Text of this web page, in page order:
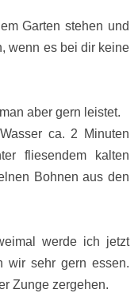
Garten stehen und
wenn es bei dir keine
aber gern leistet.
ca. 2 Minuten
fliesendem kalten
Bohnen aus den
werde ich jetzt
wir sehr gern essen.
Zunge zergehen.